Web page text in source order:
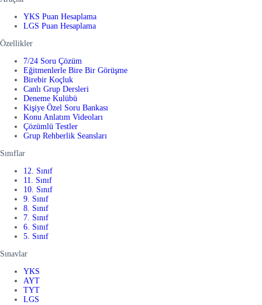
YKS Puan Hesaplama
LGS Puan Hesaplama
Özellikler
7/24 Soru Çözüm
Eğitmenlerle Bire Bir Görüşme
Birebir Koçluk
Canlı Grup Dersleri
Deneme Kulübü
Kişiye Özel Soru Bankası
Konu Anlatım Videoları
Çözümlü Testler
Grup Rehberlik Seansları
Sınıflar
12. Sınıf
11. Sınıf
10. Sınıf
9. Sınıf
8. Sınıf
7. Sınıf
6. Sınıf
5. Sınıf
Sınavlar
YKS
AYT
TYT
LGS